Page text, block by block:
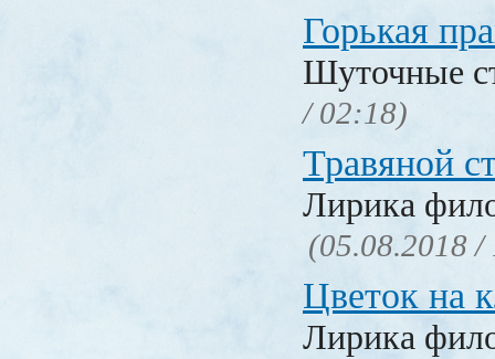
Горькая
Шуточные
/ 02:18)
Травяной
Лирика
(05.08.2018 /
Цветок на
Лирика